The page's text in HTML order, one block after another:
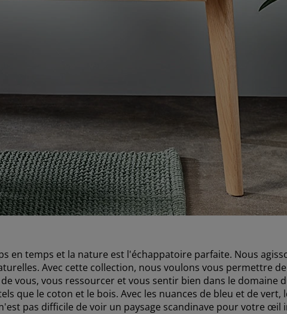
en temps et la nature est l'échappatoire parfaite. Nous
Avec cette collection, nous voulons vous permettre
vous, vous ressourcer et vous sentir bien dans le domaine
que le coton et le bois. Avec les nuances de bleu et de
pas difficile de voir un paysage scandinave pour votre œil